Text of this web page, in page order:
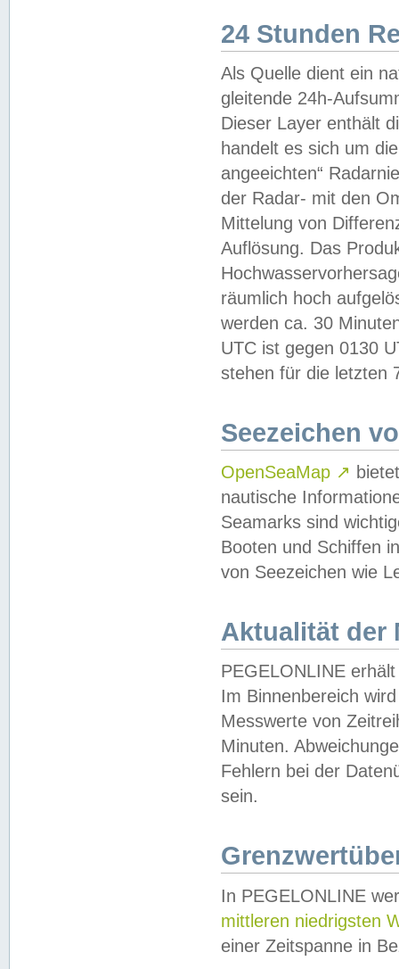
24 Stunden
Als Quelle dient ein
gleitende 24h-
Dieser Layer enthält
handelt es sich um
angeeichten“
der Radar- mit den
Mittelung von
Auflösung. Das
räumlich hoch
werden ca. 30
UTC ist gegen 0130
stehen für die letzten
Seezeichen
OpenSeaMap ↗
nautische
Seamarks sind
Booten und Schiffen
von Seezeichen wie
Aktualität der
PEGELONLINE
Im Binnenbereich
Messwerte von
Minuten.
Fehlern bei der
sein.
In PEGELONLINE
mittleren niedrigsten
einer Zeitspanne in